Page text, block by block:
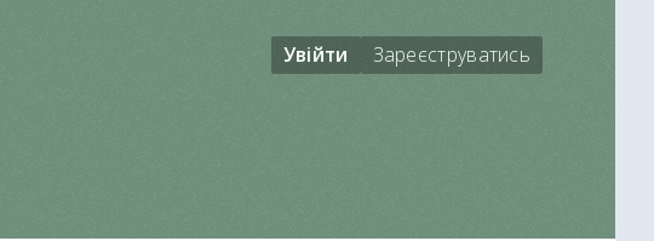
Увійти Зареєструватись